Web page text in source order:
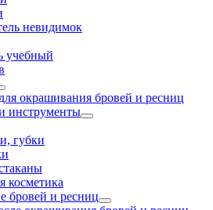
невидимок
учебный
окрашивания бровей и ресниц
инструменты
губки
косметика
бровей и ресниц